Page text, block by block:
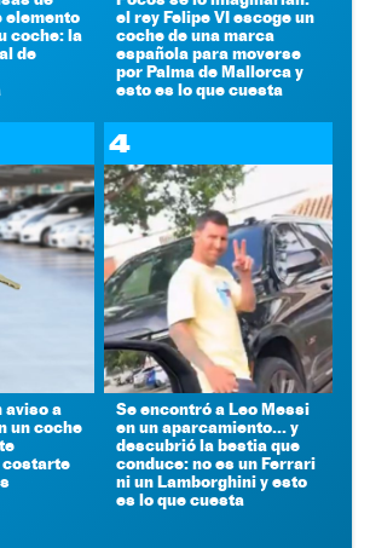
elemento
coche: la
de
el rey Felipe VI escoge un
coche de una marca
española para moverse
por Palma de Mallorca y
esto es lo que cuesta
aviso a
un coche
costarte
4
Se encontró a Leo Messi
en un aparcamiento... y
descubrió la bestia que
conduce: no es un Ferrari
ni un Lamborghini y esto
es lo que cuesta